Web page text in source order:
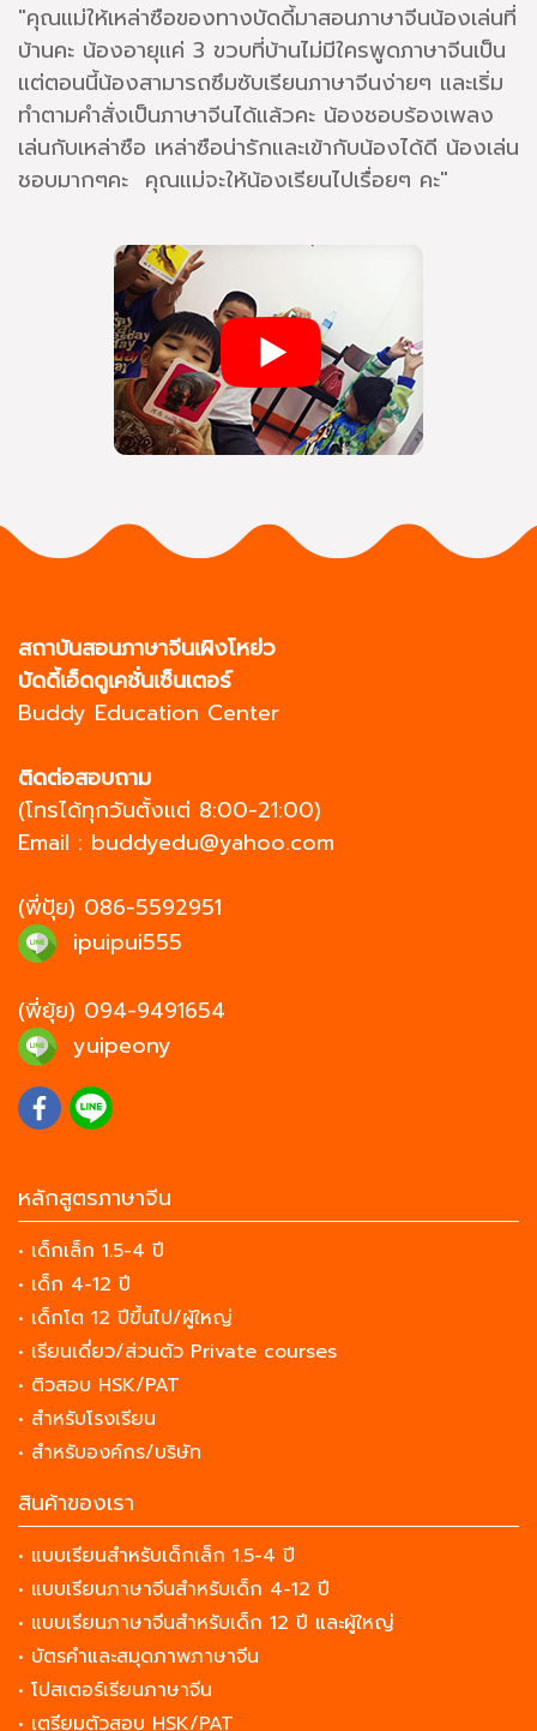
"คุณแม่ให้เหล่าซือของทางบัดดี้มาสอนภาษาจีนน้องเล่นที่
บ้านคะ น้องอายุแค่ 3 ขวบที่บ้านไม่มีใครพูดภาษาจีนเป็น
แต่ตอนนี้น้องสามารถซึมซับเรียนภาษาจีนง่ายๆ และเริ่ม
ทำตามคำสั่งเป็นภาษาจีนได้แล้วคะ น้องชอบร้องเพลง
เล่นกับเหล่าซือ เหล่าซือน่ารักและเข้ากับน้องได้ดี น้องเล่น
ชอบมากๆคะ คุณแม่จะให้น้องเรียนไปเรื่อยๆ คะ"
สถาบันสอนภาษาจีนเผิงโหย่ว
บัดดี้เอ็ดดูเคชั่นเซ็นเตอร์
Buddy Education Center
ติดต่อสอบถาม
(โทรได้ทุกวันตั้งแต่ 8:00-21:00)
Email : buddyedu@yahoo.com
(พี่ปุ้ย) 086-5592951
ipuipui555
(พี่ยุ้ย) 094-9491654
yuipeony
หลักสูตรภาษาจีน
• เด็กเล็ก 1.5-4 ปี
• เด็ก 4-12 ปี
• เด็กโต 12 ปีขึ้นไป/ผู้ใหญ่
• เรียนเดี่ยว/ส่วนตัว Private courses
• ติวสอบ HSK/PAT
• สำหรับโรงเรียน
• สำหรับองค์กร/บริษัท
สินค้าของเรา
• แบบเรียนสำหรับเด็กเล็ก 1.5-4 ปี
• แบบเรียนภาษาจีนสำหรับเด็ก 4-12 ปี
• แบบเรียนภาษาจีนสำหรับเด็ก 12 ปี และผู้ใหญ่
• บัตรคำและสมุดภาพภาษาจีน
• โปสเตอร์เรียนภาษาจีน
• เตรียมตัวสอบ HSK/PAT